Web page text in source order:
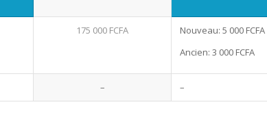
175 000 FCFA
Nouveau: 5 000 FCFA
Ancien: 3 000 FCFA
– –